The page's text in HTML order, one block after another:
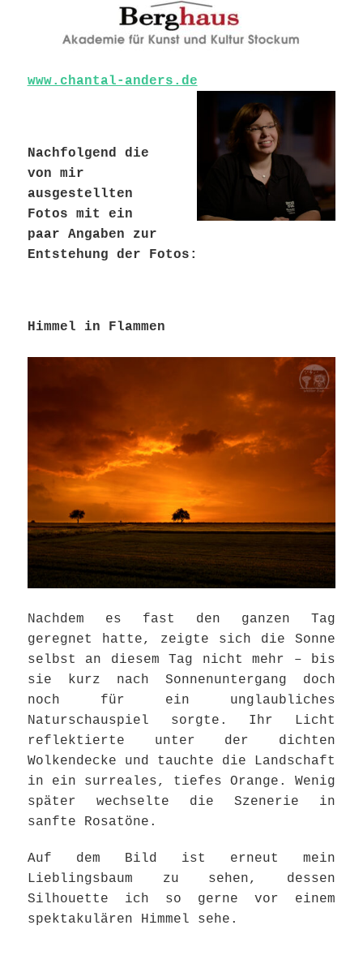
www.chantal-anders.de
Nachfolgend die
von mir
ausgestellten
Fotos mit ein
paar Angaben zur
Entstehung der Fotos:
Himmel in Flammen
Nachdem es fast den ganzen Tag
geregnet hatte, zeigte sich die Sonne
selbst an diesem Tag nicht mehr – bis
sie kurz nach Sonnenuntergang doch
noch für ein unglaubliches
Naturschauspiel sorgte. Ihr Licht
reflektierte unter der dichten
Wolkendecke und tauchte die Landschaft
in ein surreales, tiefes Orange. Wenig
später wechselte die Szenerie in
sanfte Rosatöne.
Auf dem Bild ist erneut mein
Lieblingsbaum zu sehen, dessen
Silhouette ich so gerne vor einem
spektakulären Himmel sehe.